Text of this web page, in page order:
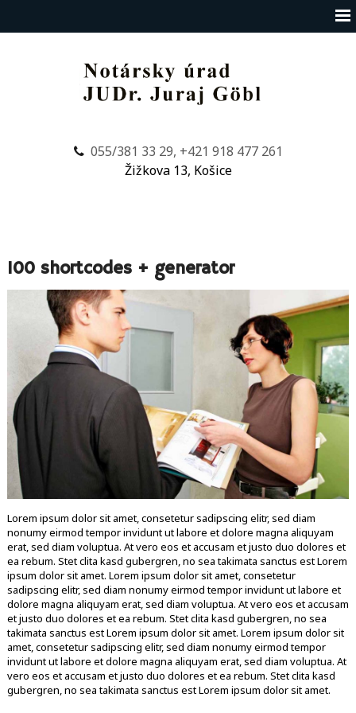
055/381 33 29, +421 918 477 261
Žižkova 13, Košice
100 shortcodes + generator
Lorem ipsum dolor sit amet, consetetur sadipscing elitr, sed diam
nonumy eirmod tempor invidunt ut labore et dolore magna aliquyam
erat, sed diam voluptua. At vero eos et accusam et justo duo dolores et
ea rebum. Stet clita kasd gubergren, no sea takimata sanctus est Lorem
ipsum dolor sit amet. Lorem ipsum dolor sit amet, consetetur
sadipscing elitr, sed diam nonumy eirmod tempor invidunt ut labore et
dolore magna aliquyam erat, sed diam voluptua. At vero eos et accusam
et justo duo dolores et ea rebum. Stet clita kasd gubergren, no sea
takimata sanctus est Lorem ipsum dolor sit amet. Lorem ipsum dolor sit
amet, consetetur sadipscing elitr, sed diam nonumy eirmod tempor
invidunt ut labore et dolore magna aliquyam erat, sed diam voluptua. At
vero eos et accusam et justo duo dolores et ea rebum. Stet clita kasd
gubergren, no sea takimata sanctus est Lorem ipsum dolor sit amet.